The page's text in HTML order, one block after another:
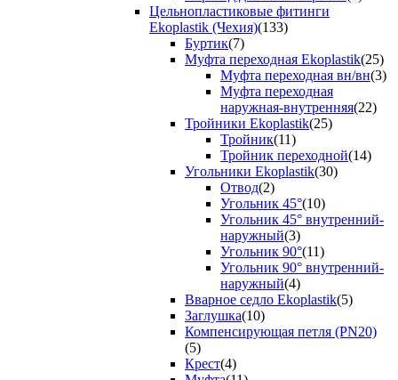
Цельнопластиковые фитинги
Ekoplastik (Чехия)(133)
Буртик(7)
Муфта переходная Ekoplastik(25)
Муфта переходная вн/вн(3)
Муфта переходная
наружная-внутренняя(22)
Тройники Ekoplastik(25)
Тройник(11)
Тройник переходной(14)
Угольники Ekoplastik(30)
Отвод(2)
Угольник 45°(10)
Угольник 45° внутренний-
наружный(3)
Угольник 90°(11)
Угольник 90° внутренний-
наружный(4)
Вварное седло Ekoplastik(5)
Заглушка(10)
Компенсирующая петля (PN20)
(5)
Крест(4)